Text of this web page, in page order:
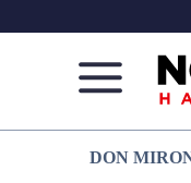
de
que
DON